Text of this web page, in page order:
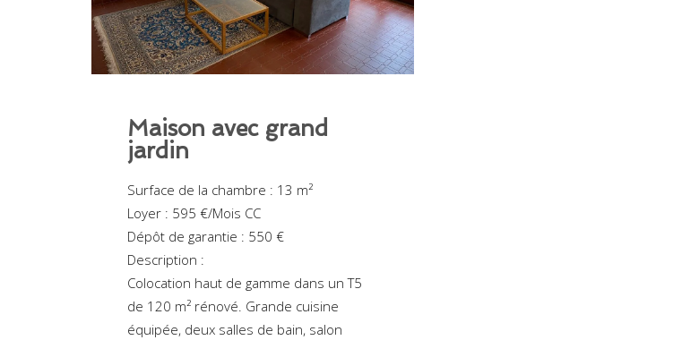
Maison avec grand
jardin
Surface de la chambre : 13 m²
Loyer : 595 €/Mois CC
Dépôt de garantie : 550 €
Description :
Colocation haut de gamme dans un T5
de 120 m² rénové. Grande cuisine
équipée, deux salles de bain, salon